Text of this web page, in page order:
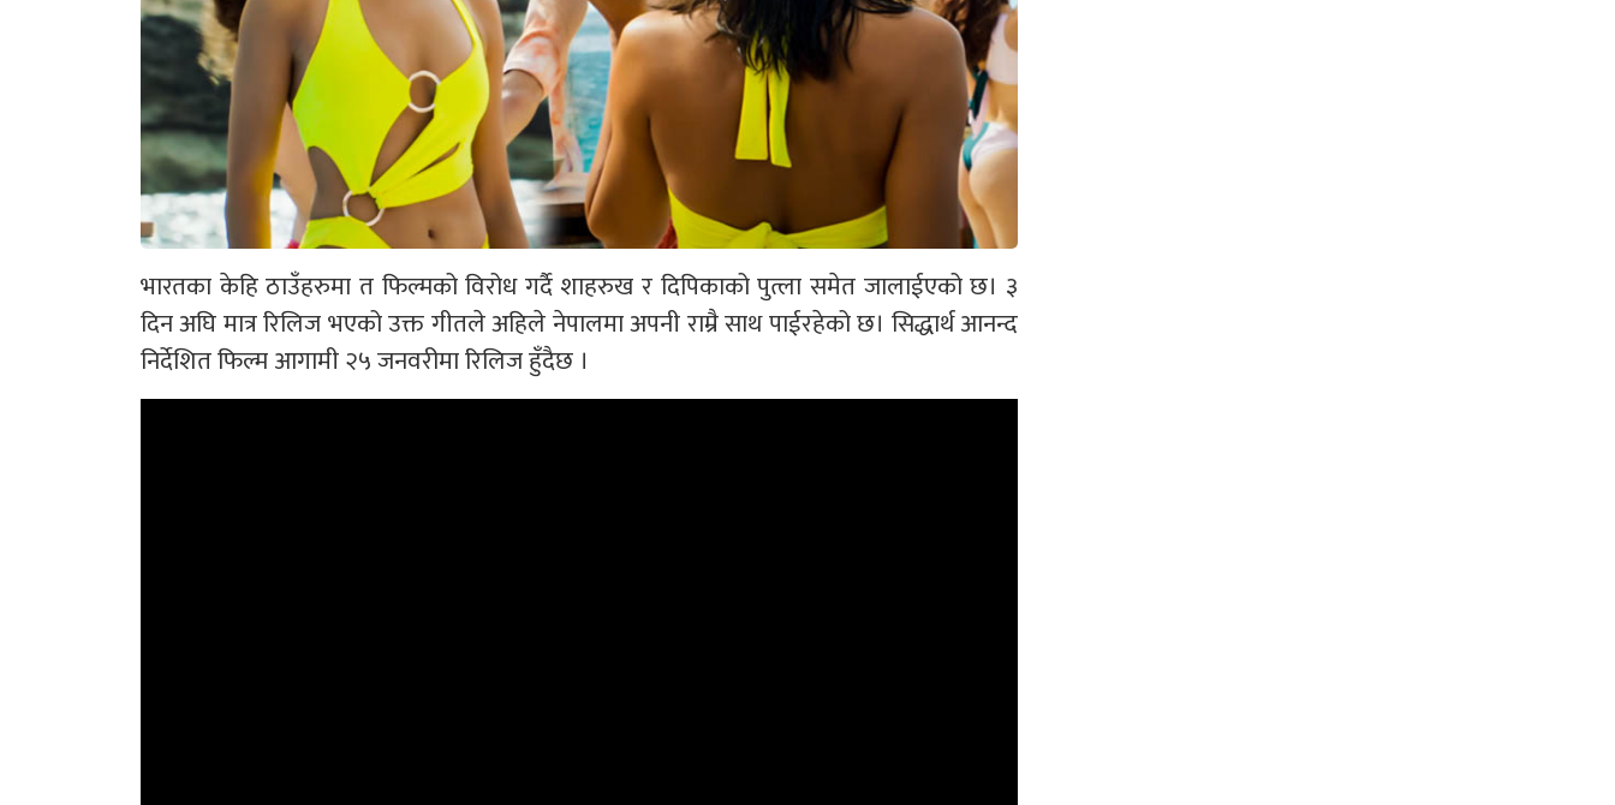
भारतका केहि ठाउँहरुमा त फिल्मको विरोध गर्दै शाहरुख र दिपिकाको पुत्ला समेत जालाईएको छ। ३
दिन अघि मात्र रिलिज भएको उक्त गीतले अहिले नेपालमा अपनी राम्रै साथ पाईरहेको छ। सिद्धार्थ आनन्द
निर्देशित फिल्म आगामी २५ जनवरीमा रिलिज हुँदैछ ।